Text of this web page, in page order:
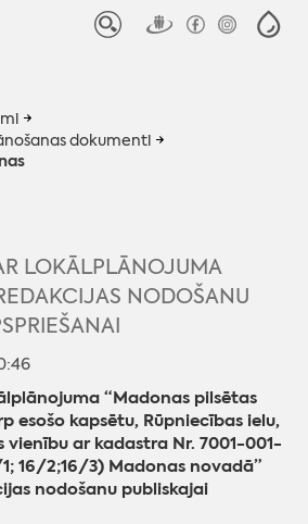
dokumenti
LOKĀLPLĀNOJUMA
NODOŠANU
“Madonas pilsētas
esošo kapsētu, Rūpniecības ielu,
vienību ar kadastra Nr. 7001-001-
16/2;16/3) Madonas novadā”
nodošanu publiskajai